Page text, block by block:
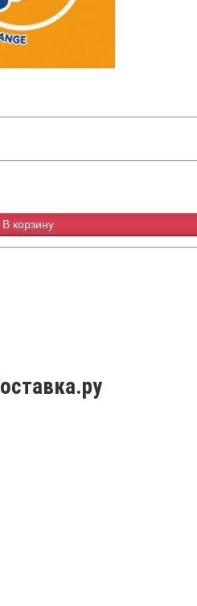
В корзину